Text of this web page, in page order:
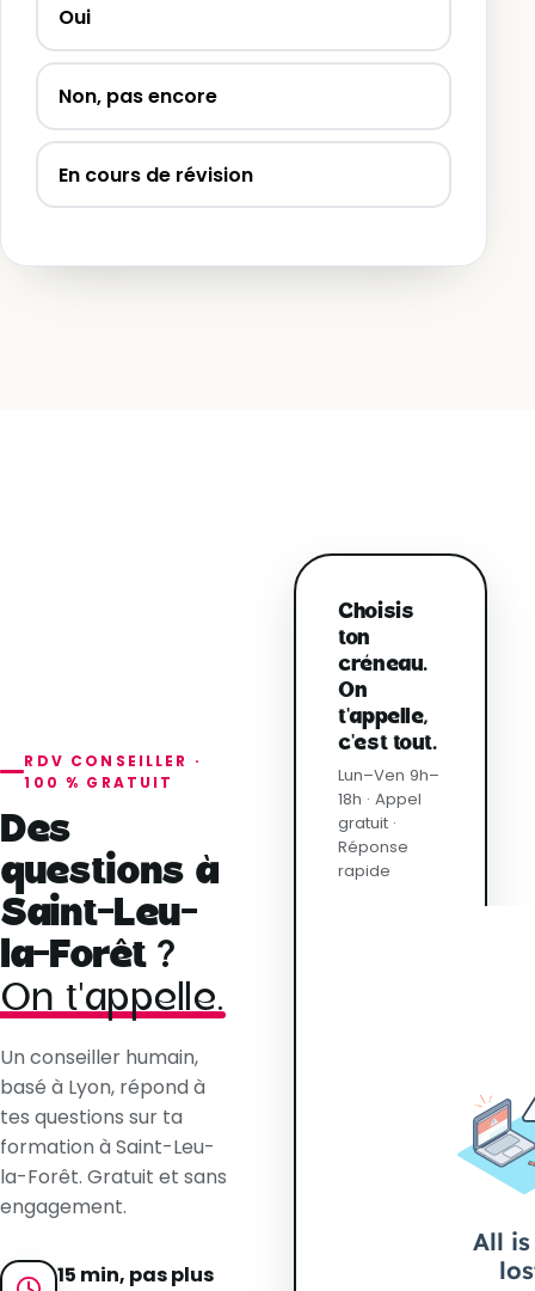
Oui
Non, pas encore
En cours de révision
RDV CONSEILLER ·
100 % GRATUIT
Des
questions à
Saint-Leu-
la-Forêt ?
On t'appelle.
Un conseiller humain,
basé à Lyon, répond à
tes questions sur ta
formation à Saint-Leu-
la-Forêt. Gratuit et sans
engagement.
15 min, pas plus
Choisis
ton
créneau.
On
t'appelle,
c'est tout.
Lun–Ven 9h–
18h · Appel
gratuit ·
Réponse
rapide